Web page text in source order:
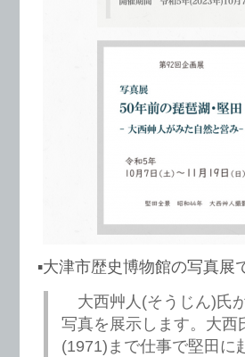
▪️大津市歴史博物館の写真
大西艸人(そうじん)氏
写真を展示します。大西
(1971)まで仕事で堅田に